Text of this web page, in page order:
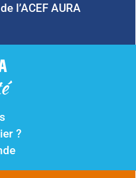
l’ACEF AURA
?